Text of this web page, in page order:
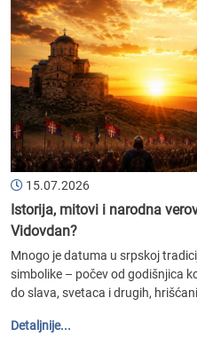
15.07.2026
Istorija, mitovi i narodna
Vidovdan?
Mnogo je datuma u srpskoj
simbolike – počev od godišnjica
do slava, svetaca i drugih,
Detaljnije...